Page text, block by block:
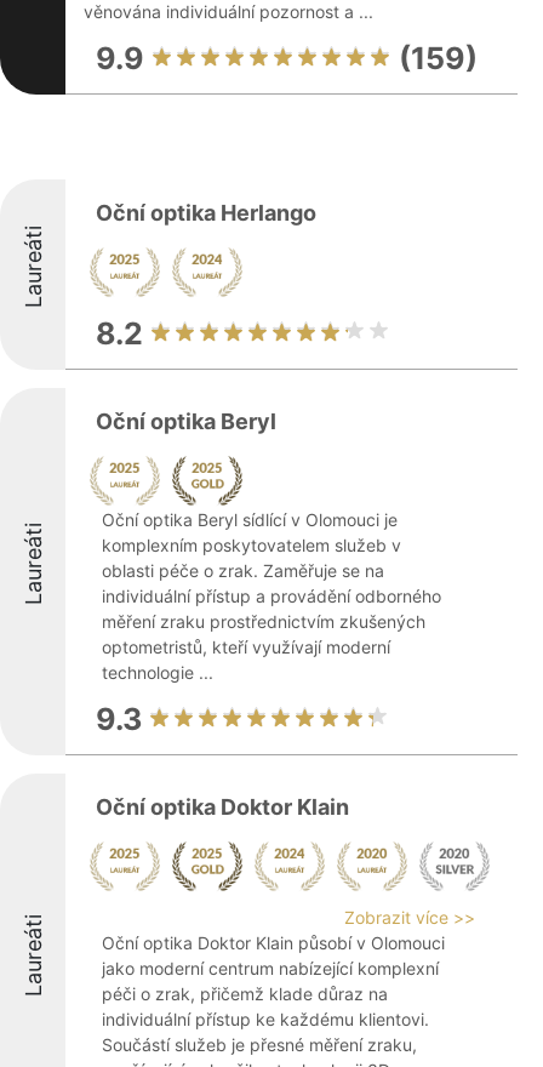
věnována individuální pozornost a ...
9.9 (159)
Laureáti
Oční optika Herlango
8.2
Laureáti
Oční optika Beryl
Oční optika Beryl sídlící v Olomouci je
komplexním poskytovatelem služeb v
oblasti péče o zrak. Zaměřuje se na
individuální přístup a provádění odborného
měření zraku prostřednictvím zkušených
optometristů, kteří využívají moderní
technologie ...
9.3
Laureáti
Oční optika Doktor Klain
Zobrazit více >>
Oční optika Doktor Klain působí v Olomouci
jako moderní centrum nabízející komplexní
péči o zrak, přičemž klade důraz na
individuální přístup ke každému klientovi.
Součástí služeb je přesné měření zraku,